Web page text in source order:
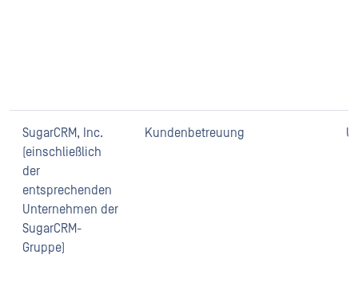
SugarCRM, Inc.
(einschließlich
der
entsprechenden
Unternehmen der
SugarCRM-
Gruppe)
Kundenbetreuung